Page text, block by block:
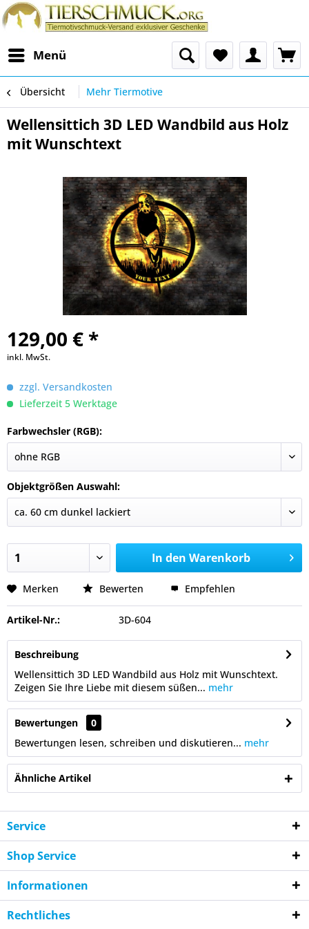
Menü
Übersicht Mehr Tiermotive
Wellensittich 3D LED Wandbild aus Holz
mit Wunschtext
129,00 € *
inkl. MwSt.
zzgl. Versandkosten
Lieferzeit 5 Werktage
Farbwechsler (RGB):
Objektgrößen Auswahl:
In den Warenkorb
Merken Bewerten Empfehlen
Artikel-Nr.: 3D-604
Beschreibung
Wellensittich 3D LED Wandbild aus Holz mit Wunschtext.
Zeigen Sie Ihre Liebe mit diesem süßen... mehr
Bewertungen
0
Bewertungen lesen, schreiben und diskutieren... mehr
Ähnliche Artikel
Service
Shop Service
Informationen
Rechtliches